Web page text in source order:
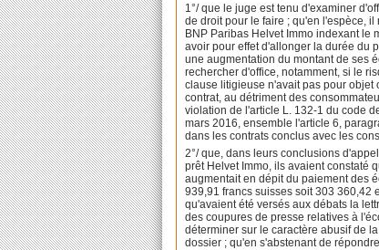
1°/ que le juge est tenu d'examiner
de droit pour le faire ; qu'en l'espèce,
BNP Paribas Helvet Immo indexant le
avoir pour effet d'allonger la durée du
une augmentation du montant de ses
rechercher d'office, notamment, si le
clause litigieuse n'avait pas pour objet
contrat, au détriment des
violation de l'article L. 132-1 du code
mars 2016, ensemble l'article 6,
dans les contrats conclus avec les
2°/ que, dans leurs conclusions
prêt Helvet Immo, ils avaient constaté
augmentait en dépit du paiement des
939,91 francs suisses soit 303 360,42
qu'avaient été versés aux débats la
des coupures de presse relatives à
déterminer sur le caractère abusif de
dossier ; qu'en s'abstenant de